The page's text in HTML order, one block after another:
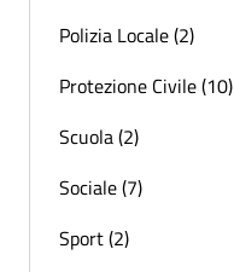
Polizia Locale (2)
Protezione Civile (10)
Scuola (2)
Sociale (7)
Sport (2)